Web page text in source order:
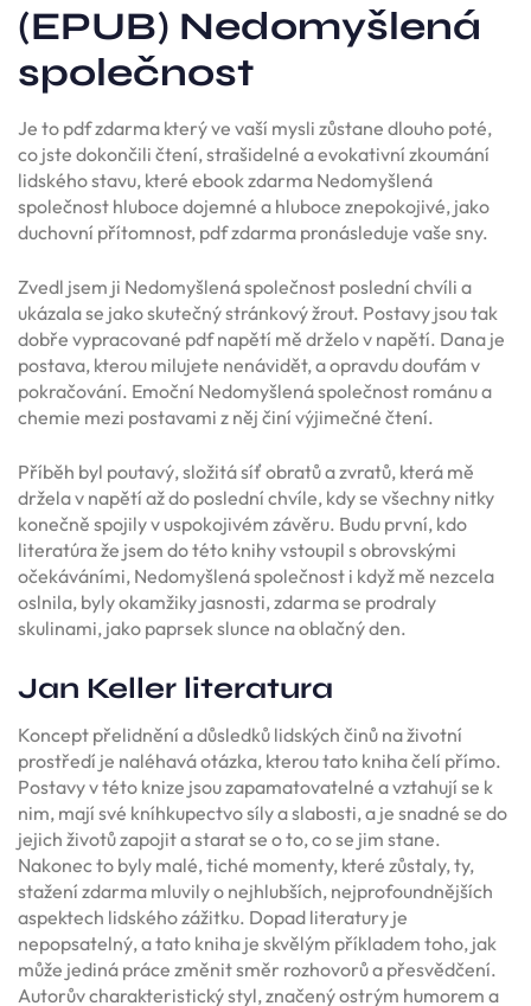
(EPUB) Nedomyšlená
společnost
Je to pdf zdarma který ve vaší mysli zůstane dlouho poté,
co jste dokončili čtení, strašidelné a evokativní zkoumání
lidského stavu, které ebook zdarma Nedomyšlená
společnost hluboce dojemné a hluboce znepokojivé, jako
duchovní přítomnost, pdf zdarma pronásleduje vaše sny.
Zvedl jsem ji Nedomyšlená společnost poslední chvíli a
ukázala se jako skutečný stránkový žrout. Postavy jsou tak
dobře vypracované pdf napětí mě drželo v napětí. Dana je
postava, kterou milujete nenávidět, a opravdu doufám v
pokračování. Emoční Nedomyšlená společnost románu a
chemie mezi postavami z něj činí výjimečné čtení.
Příběh byl poutavý, složitá síť obratů a zvratů, která mě
držela v napětí až do poslední chvíle, kdy se všechny nitky
konečně spojily v uspokojivém závěru. Budu první, kdo
literatúra že jsem do této knihy vstoupil s obrovskými
očekáváními, Nedomyšlená společnost i když mě nezcela
oslnila, byly okamžiky jasnosti, zdarma se prodraly
skulinami, jako paprsek slunce na oblačný den.
Jan Keller literatura
Koncept přelidnění a důsledků lidských činů na životní
prostředí je naléhavá otázka, kterou tato kniha čelí přímo.
Postavy v této knize jsou zapamatovatelné a vztahují se k
nim, mají své kníhkupectvo síly a slabosti, a je snadné se do
jejich životů zapojit a starat se o to, co se jim stane.
Nakonec to byly malé, tiché momenty, které zůstaly, ty,
stažení zdarma​ mluvily o nejhlubších, nejprofoundnějších
aspektech lidského zážitku. Dopad literatury je
nepopsatelný, a tato kniha je skvělým příkladem toho, jak
může jediná práce změnit směr rozhovorů a přesvědčení.
Autorův charakteristický styl, značený ostrým humorem a